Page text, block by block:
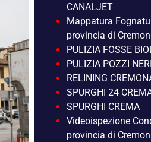
CANALJET
Mappatura
provincia di
PULIZIA FOSSE
PULIZIA POZZI NERI
RELINING
SPURGHI 24
SPURGHI CREMA
Videoispezione
provincia di